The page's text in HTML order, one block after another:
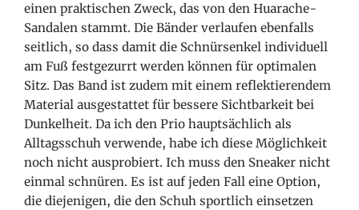
einen praktischen Zweck, das von den Huarache-
Sandalen stammt. Die Bänder verlaufen ebenfalls
seitlich, so dass damit die Schnürsenkel individuell
am Fuß festgezurrt werden können für optimalen
Sitz. Das Band ist zudem mit einem reflektierendem
Material ausgestattet für bessere Sichtbarkeit bei
Dunkelheit. Da ich den Prio hauptsächlich als
Alltagsschuh verwende, habe ich diese Möglichkeit
noch nicht ausprobiert. Ich muss den Sneaker nicht
einmal schnüren. Es ist auf jeden Fall eine Option,
die diejenigen, die den Schuh sportlich einsetzen